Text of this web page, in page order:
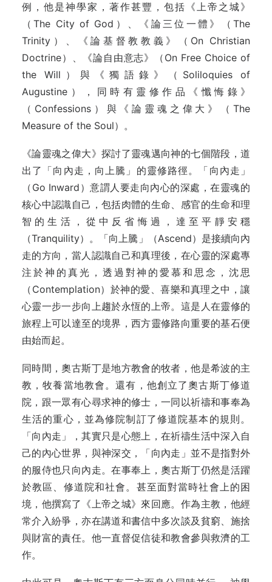
例，他是神學家，著作甚豐，包括《上帝之城》
（The City of God）、《論三位一體》（The
Trinity）、《論基督教教義》（On Christian
Doctrine）、《論自由意志》（On Free Choice of
the Will）與《獨語錄》（Soliloquies of
Augustine），同時有靈修作品《懺悔錄》
（Confessions）與《論靈魂之偉大》（The
Measure of the Soul）。
《論靈魂之偉大》探討了靈魂邁向神的七個階段，道
出了「向內走，向上騰」的靈修路徑。「向內走」
（Go Inward）意謂人要走向內心的深處，在靈魂的
核心中認識自己，包括肉體的生命、感官的生命和理
智的生活，從中反省悔過，達至平靜安穩
（Tranquility）。「向上騰」（Ascend）是接續向內
走的方向，當人認識自己和真理後，在心靈的深處專
注於神的真光，透過對神的愛慕和思念，沈思
（Contemplation）於神的愛、喜樂和真理之中，讓
心靈一步一步向上趨於永恆的上帝。這是人在靈修的
旅程上可以達至的境界，西方靈修路向重要的基石便
由始而起。
同時間，奧古斯丁是地方教會的牧者，他是希波的主
教，牧養當地教會。還有，他創立了奧古斯丁修道
院，跟一眾有心尋求神的修士，一同以祈禱和事奉為
生活的重心，並為修院制訂了修道院基本的規則。
「向內走」，其實只是心態上，在祈禱生活中深入自
己的內心世界，與神深交，「向內走」並不是指對外
的服侍也只向內走。在事奉上，奧古斯丁仍然是活躍
於教區、修道院和社會。甚至面對當時社會上的困
境，他撰寫了《上帝之城》來回應。作為主教，他經
常介入紛爭，亦在講道和書信中多次談及貧窮、施捨
與財富的責任。他一直督促信徒和教會參與救濟的工
作。